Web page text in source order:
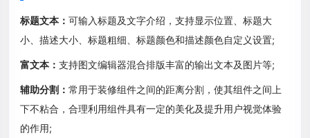
标题文本： 可输入标题及文字介绍，支持显示位置、标题大
小、描述大小、标题粗细、标题颜色和描述颜色自定义设置;
富文本： 支持图文编辑器混合排版丰富的输出文本及图片等;
辅助分割： 常用于装修组件之间的距离分割，使其组件之间上
下不粘合，合理利用组件具有一定的美化及提升用户视觉体验
的作用;